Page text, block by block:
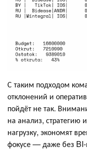
С таким подходом
отклонений и
пойдёт не так.
на анализ,
нагрузку, экономят
фокусе — даже без BI-